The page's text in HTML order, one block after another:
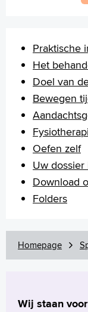
Praktische
Het
Doel van
Bewegen
Oefen zelf
Uw dossier
Download
Folders
Homepage
Wij staan